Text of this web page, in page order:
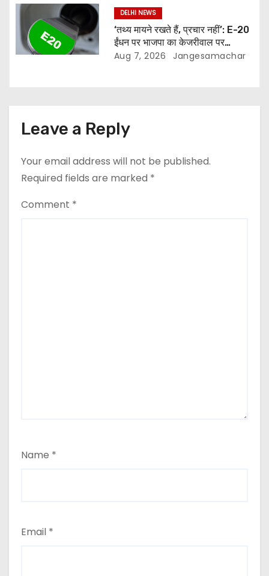
DELHI NEWS
‘तथ्य मायने रखते हैं, प्रचार नहीं’: E-20
ईंधन पर भाजपा का केजरीवाल पर
पलटवार
Aug 7, 2026 Jangesamachar
Leave a Reply
Your email address will not be published.
Required fields are marked *
Comment *
Name *
Email *